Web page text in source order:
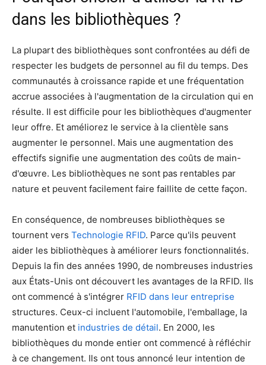
dans les bibliothèques ?
La plupart des bibliothèques sont confrontées au défi de
respecter les budgets de personnel au fil du temps. Des
communautés à croissance rapide et une fréquentation
accrue associées à l'augmentation de la circulation qui en
résulte. Il est difficile pour les bibliothèques d'augmenter
leur offre. Et améliorez le service à la clientèle sans
augmenter le personnel. Mais une augmentation des
effectifs signifie une augmentation des coûts de main-
d'œuvre. Les bibliothèques ne sont pas rentables par
nature et peuvent facilement faire faillite de cette façon.
En conséquence, de nombreuses bibliothèques se
tournent vers Technologie RFID. Parce qu'ils peuvent
aider les bibliothèques à améliorer leurs fonctionnalités.
Depuis la fin des années 1990, de nombreuses industries
aux États-Unis ont découvert les avantages de la RFID. Ils
ont commencé à s'intégrer RFID dans leur entreprise
structures. Ceux-ci incluent l'automobile, l'emballage, la
manutention et industries de détail. En 2000, les
bibliothèques du monde entier ont commencé à réfléchir
à ce changement. Ils ont tous annoncé leur intention de